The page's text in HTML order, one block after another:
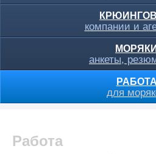
компании и
МОРЯКИ
анкеты,
РАБОТА
для
Работа